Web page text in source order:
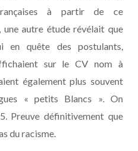
à partir de ce
une autre étude révélait que
en quête des postulants,
sur le CV nom à
également plus souvent
« petits Blancs ». On
Preuve définitivement que
du racisme.